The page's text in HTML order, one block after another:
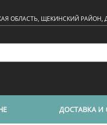
ОБЛАСТЬ, ЩЕКИНСКИЙ РАЙОН,
ДОСТАВКА И